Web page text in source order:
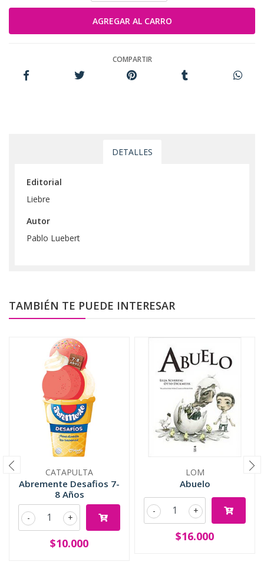
COMPARTIR
DETALLES
Editorial
Liebre
Autor
Pablo Luebert
TAMBIÉN TE PUEDE INTERESAR
CATAPULTA
Abremente Desafios 7-
8 Años
+
-
$10.000
LOM
Abuelo
+
-
$16.000